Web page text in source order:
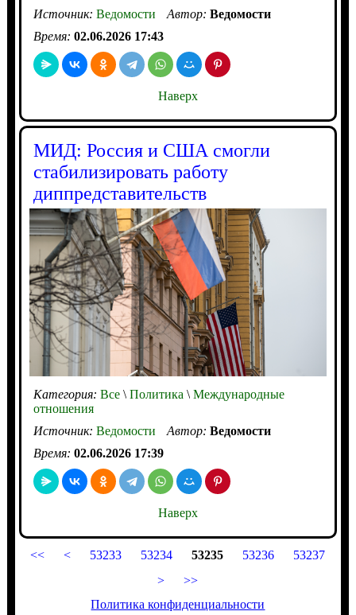
Источник: Ведомости Автор: Ведомости
Время: 02.06.2026 17:43
Наверх
МИД: Россия и США смогли
стабилизировать работу
диппредставительств
Категория: Все\Политика \Международные
отношения
Источник: Ведомости Автор: Ведомости
Время: 02.06.2026 17:39
Наверх
<< < 53233 53234 53235 53236
53237
>
>>
Политика конфиденциальности